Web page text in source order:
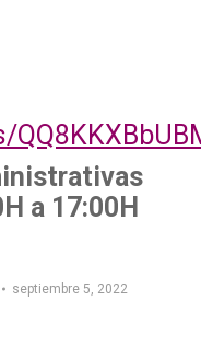
a 17:00H
septiembre 5, 2022